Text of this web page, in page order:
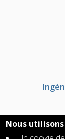
Nous